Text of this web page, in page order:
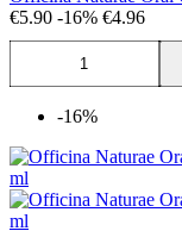
€5.90 -16% €4.96
-16%